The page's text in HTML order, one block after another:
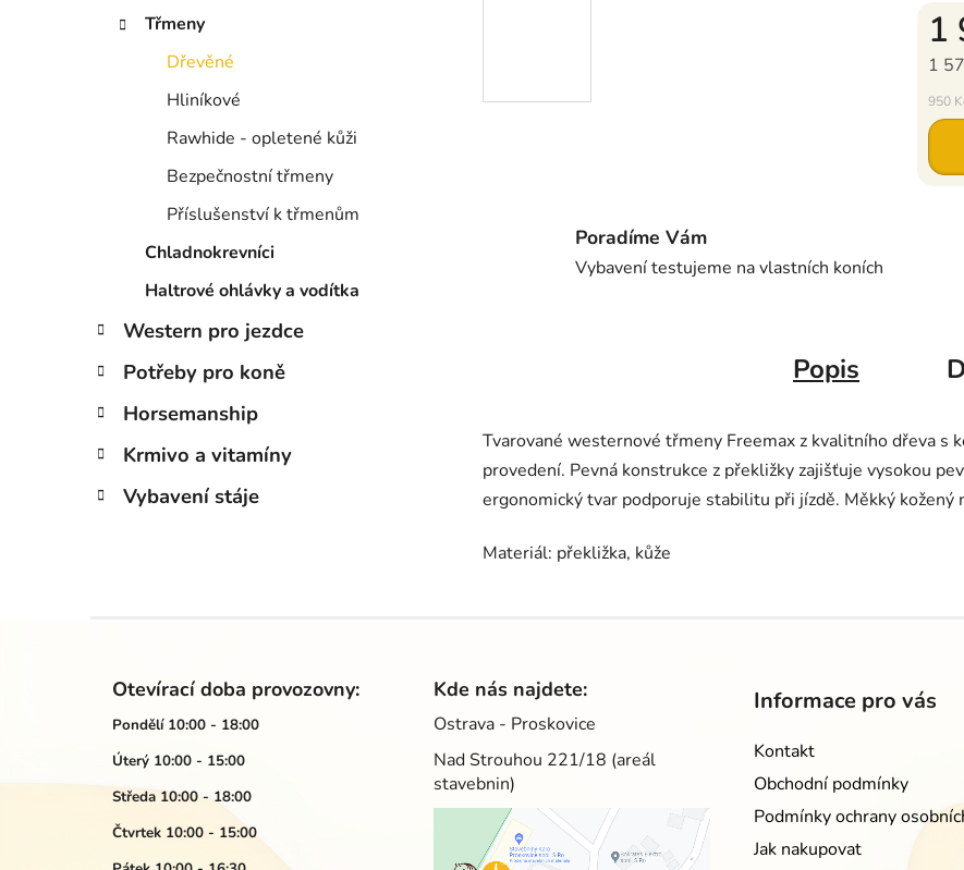
Třmeny
Dřevěné
Hliníkové
Rawhide - opletené kůži
Bezpečnostní třmeny
Příslušenství k třmenům
Chladnokrevníci
Haltrové ohlávky a vodítka
Western pro jezdce
Potřeby pro koně
Horsemanship
Krmivo a vitamíny
Vybavení stáje
1
1
950
Poradíme Vám
Vybavení testujeme na vlastních koních
Popis
Tvarované westernové třmeny Freemax z kvalitního dřeva s
provedení. Pevná konstrukce z překližky zajišťuje vysokou
ergonomický tvar podporuje stabilitu při jízdě. Měkký
Materiál: překližka, kůže
Otevírací doba provozovny:
Pondělí 10:00 - 18:00
Úterý 10:00 - 15:00
Středa 10:00 - 18:00
Čtvrtek 10:00 - 15:00
Kde nás najdete:
Ostrava - Proskovice
Nad Strouhou 221/18 (areál
stavebnin)
Informace pro vás
Kontakt
Obchodní podmínky
Podmínky ochrany
Jak nakupovat